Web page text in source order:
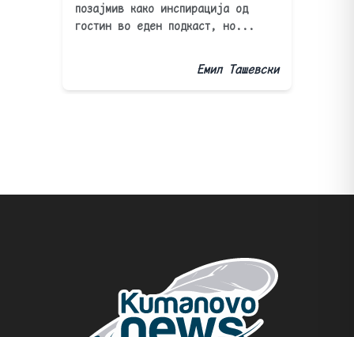
позајмив како инспирација од
гостин во еден подкаст, но...
Емил Ташевски